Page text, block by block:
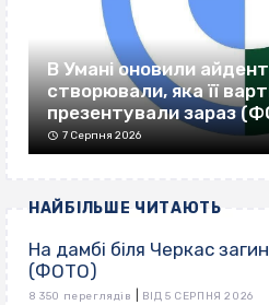
В Умані оновили
створювали, яка її
презентували зараз
7 Серпня 2026
НАЙБІЛЬШЕ ЧИТАЮТЬ
На дамбі біля Черкас
(ФОТО)
8 350 переглядів ВІД 5 СЕРПНЯ 2026